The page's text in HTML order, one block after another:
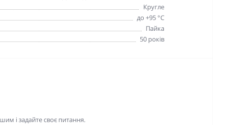
Кругле
до +95 °С
Пайка
50 років
і задайте своє питання.